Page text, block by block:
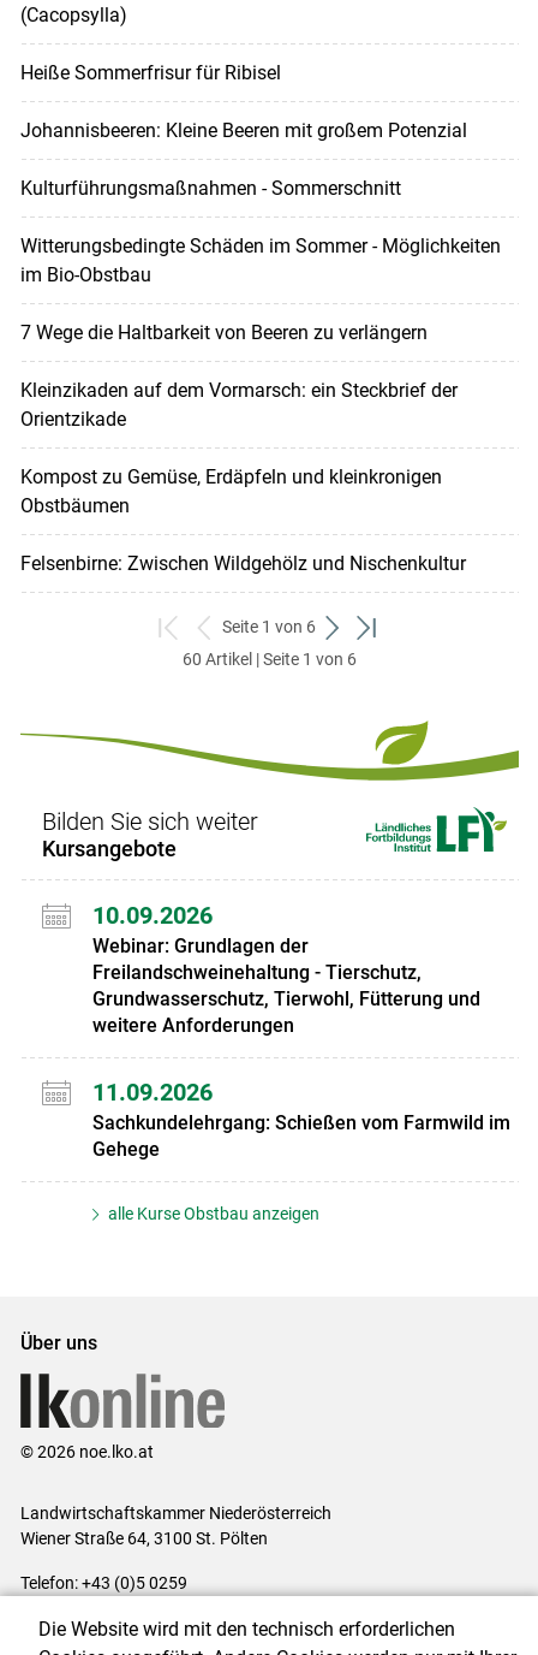
(Cacopsylla)
Heiße Sommerfrisur für Ribisel
Johannisbeeren: Kleine Beeren mit großem Potenzial
Kulturführungsmaßnahmen - Sommerschnitt
Witterungsbedingte Schäden im Sommer - Möglichkeiten
im Bio-Obstbau
7 Wege die Haltbarkeit von Beeren zu verlängern
Kleinzikaden auf dem Vormarsch: ein Steckbrief der
Orientzikade
Kompost zu Gemüse, Erdäpfeln und kleinkronigen
Obstbäumen
Felsenbirne: Zwischen Wildgehölz und Nischenkultur
zum
ersten
zurück
zum
Seite 1 von 6
weiter
zum
zum
60 Artikel | Seite 1 von 6
Bilden Sie sich weiter
Kursangebote
10.09.2026
Webinar: Grundlagen der
Freilandschweinehaltung - Tierschutz,
Grundwasserschutz, Tierwohl, Fütterung und
weitere Anforderungen
11.09.2026
Sachkundelehrgang: Schießen vom Farmwild im
Gehege
alle Kurse Obstbau anzeigen
Über uns
© 2026 noe.lko.at
Landwirtschaftskammer Niederösterreich
Wiener Straße 64, 3100 St. Pölten
Telefon: +43 (0)5 0259
Die Website wird mit den technisch erforderlichen